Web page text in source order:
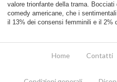
valore trionfante della trama. Bocciati
comedy americane, che i
il 13% dei consensi femminili e il 2%
Home Contatti